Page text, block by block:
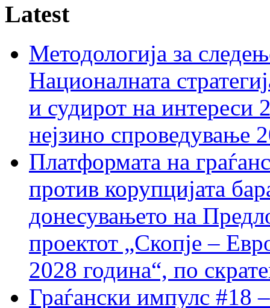
Latest
Методологија за
Националната
и судирот на интереси
нејзино спроведување
Платформата на
против корупцијата
донесувањето на
проектот „Скопје –
2028 година“, по
Граѓански импулс #18